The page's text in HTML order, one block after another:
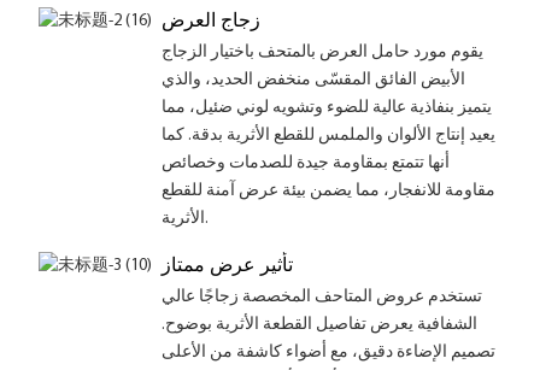
زجاج العرض
يقوم مورد حامل العرض بالمتحف باختيار الزجاج
الأبيض الفائق المقسّى منخفض الحديد، والذي
يتميز بنفاذية عالية للضوء وتشويه لوني ضئيل، مما
يعيد إنتاج الألوان والملمس للقطع الأثرية بدقة. كما
أنها تتمتع بمقاومة جيدة للصدمات وخصائص
مقاومة للانفجار، مما يضمن بيئة عرض آمنة للقطع
الأثرية.
تأثير عرض ممتاز
تستخدم عروض المتاحف المخصصة زجاجًا عالي
الشفافية يعرض تفاصيل القطعة الأثرية بوضوح.
تصميم الإضاءة دقيق، مع أضواء كاشفة من الأعلى